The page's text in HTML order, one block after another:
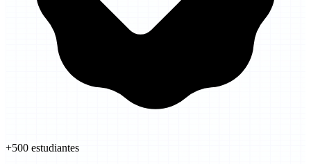
+500 estudiantes